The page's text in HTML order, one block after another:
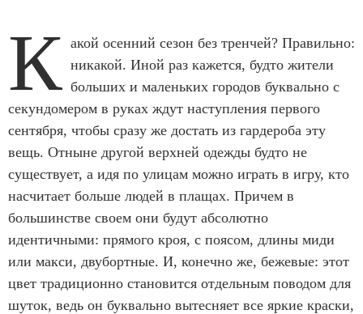
К акой осенний сезон без тренчей? Правильно:
никакой. Иной раз кажется, будто жители
больших и маленьких городов буквально с
секундомером в руках ждут наступления первого
сентября, чтобы сразу же достать из гардероба эту
вещь. Отныне другой верхней одежды будто не
существует, а идя по улицам можно играть в игру, кто
насчитает больше людей в плащах. Причем в
большинстве своем они будут абсолютно
идентичными: прямого кроя, с поясом, длины миди
или макси, двубортные. И, конечно же, бежевые: этот
цвет традиционно становится отдельным поводом для
шуток, ведь он буквально вытесняет все яркие краски,